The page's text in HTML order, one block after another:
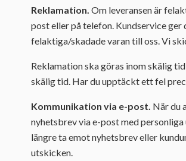
Reklamation. Om leveransen är
post eller på telefon. Kundservice
felaktiga/skadade varan till oss. Vi
Reklamation ska göras inom skälig
skälig tid. Har du upptäckt ett fel
Kommunikation via e-post. När du
nyhetsbrev via e-post med
längre ta emot nyhetsbrev eller
utskicken.